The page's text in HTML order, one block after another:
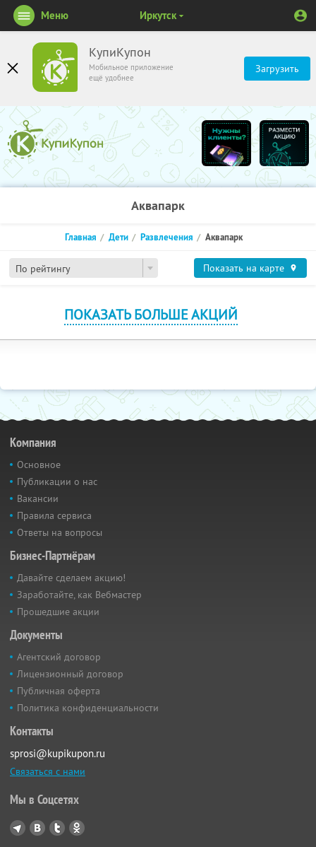
КупиКупон
Мобильное приложение
ещё удобнее
Загрузить
Меню Иркутск
Аквапарк
По рейтингу
Главная Дети Развлечения Аквапарк
Показать на карте
ПОКАЗАТЬ БОЛЬШЕ АКЦИЙ
Компания
Основное
Публикации о нас
Вакансии
Правила сервиса
Ответы на вопросы
Бизнес-Партнёрам
Давайте сделаем акцию!
Заработайте, как Вебмастер
Прошедшие акции
Документы
Агентский договор
Лицензионный договор
Публичная оферта
Политика конфиденциальности
Контакты
sprosi@kupikupon.ru
Связаться с нами
Мы в Соцсетях